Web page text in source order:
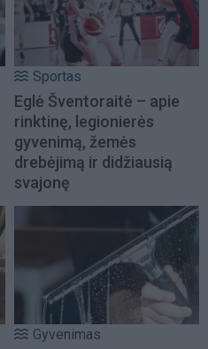
Sportas
Eglė Šventoraitė – apie
rinktinę, legionierės
gyvenimą, žemės
drebėjimą ir didžiausią
svajonę
Gyvenimas